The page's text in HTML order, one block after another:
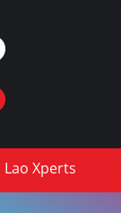
Lao Xperts